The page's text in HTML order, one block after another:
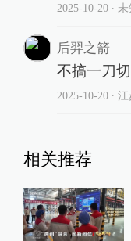
2025-10-20∙ 未
后羿之箭
不搞一刀
2025-10-20∙ 江
相关推荐